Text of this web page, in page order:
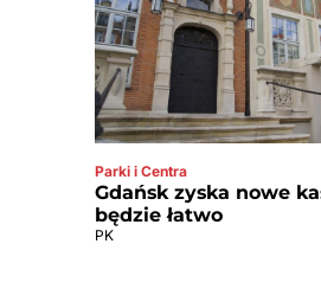
Parki i Centra
Gdańsk zyska nowe
będzie łatwo
PK